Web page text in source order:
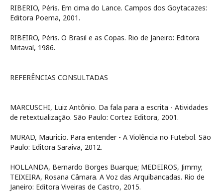
RIBERIO, Péris. Em cima do Lance. Campos dos Goytacazes:
Editora Poema, 2001.
RIBEIRO, Péris. O Brasil e as Copas. Rio de Janeiro: Editora
Mitavaí, 1986.
REFERÊNCIAS CONSULTADAS
MARCUSCHI, Luiz Antônio. Da fala para a escrita - Atividades
de retextualização. São Paulo: Cortez Editora, 2001.
MURAD, Mauricio. Para entender - A Violência no Futebol. São
Paulo: Editora Saraiva, 2012.
HOLLANDA, Bernardo Borges Buarque; MEDEIROS, Jimmy;
TEIXEIRA, Rosana Câmara. A Voz das Arquibancadas. Rio de
Janeiro: Editora Viveiras de Castro, 2015.